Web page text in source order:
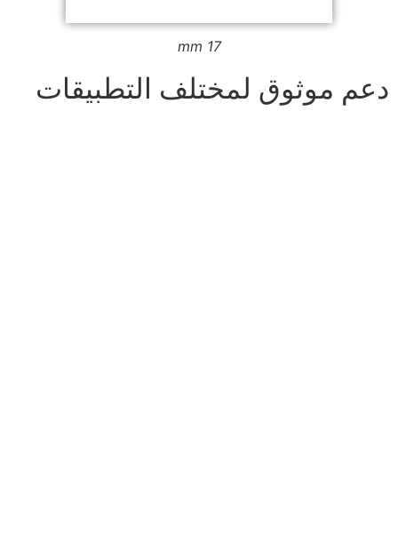
17 mm
دعم موثوق لمختلف التطبيقات